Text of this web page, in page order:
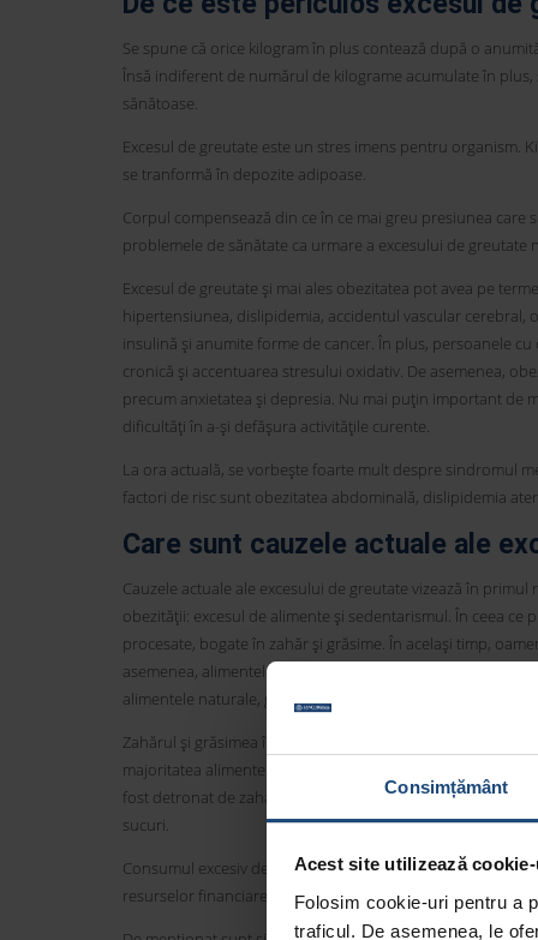
Consimțământ
Acest site utilizează
Folosim cookie-uri pentru a
traficul. De asemenea, le
Se spune că orice kilogram în plus contează după o
Însă indiferent de numărul de kilograme acumulate în
sănătoase.
Excesul de greutate este un stres imens pentru organism.
se tranformă în depozite adipoase.
Corpul compensează din ce în ce mai greu presiunea care
problemele de sănătate ca urmare a excesului de greutate
Excesul de greutate și mai ales obezitatea pot avea pe
hipertensiunea, dislipidemia, accidentul vascular cerebral,
insulină și anumite forme de cancer. În plus, persoanele
cronică și accentuarea stresului oxidativ. De asemenea,
precum anxietatea și depresia. Nu mai puțin important de
dificultăți în a-și defășura activitățile curente.
La ora actuală, se vorbește foarte mult despre sindromul
factori de risc sunt obezitatea abdominală, dislipidemia
Care sunt cauzele actuale ale
Cauzele actuale ale excesului de greutate vizează în
obezității: excesul de alimente și sedentarismul. În ceea
procesate, bogate în zahăr și grăsime. În același timp,
asemenea, alimentele procesate, de slabă calitate, fără
alimentele naturale, gătite simplu, fără adaosuri mari de
Zahărul și grăsimea în exces sunt cei mai mari dușmani ai
majoritatea alimentelor procesate. Deși multe timp s-a
fost detronat de zahăr. În plus, la fel de nocive ca zahărul
sucuri.
Consumul excesiv de alimente este clar un obicei nociv,
resurselor financiare limitate care favorizează consumul